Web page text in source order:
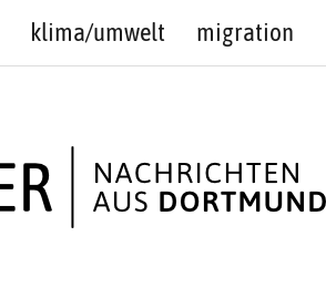
klima/umwelt migration